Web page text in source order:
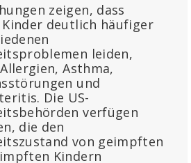
zeigen, dass
deutlich häufiger
leiden,
Asthma,
und
Die US-
verfügen
die den
von geimpften
Kindern